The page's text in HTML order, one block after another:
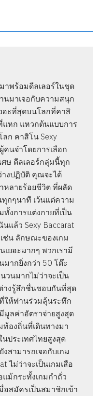
าพร้อมดีลเลอร์ในชุด
นมาเจอกับความสนุก
อะที่สุดบนโลกที่คาสิ
แหก แหวกต้นแบบการ
ก คาสิโน Sexy
คนจำโดยการเลือก
ศษ ดีลเลอร์กลุ่มนี้ทุก
งปฏิบัติ คุณจะได้
หลายร้อยชีวิต ที่ผลัด
กๆนาที เว้นแต่ความ
ทั้งการแต่งกายที่เป็น
แล้ว Sexy Baccarat
ช่น ลักษณะของเกม
เยอะมากๆ พวกเรามี
มากยิ่งกว่า 50 โต๊ะ
วนมากไม่ว่าจะเป็น
างรู้สึกชื่นชอบกันที่สุด
ให้ท่านร่วมลุ้นระทึก
มูลค่าอัตราจ่ายสูงสุด
ท้องถิ่นที่เดินทางมา
ประเทศไทยสูงสุด
สามารถเจอกับเกม
ไม่ว่าจะเป็นเกมเสือ
ม้กระทั้งเกมกำถั่ว
สมัครเป็นสมาชิกเข้า